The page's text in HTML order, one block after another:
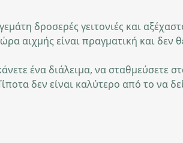
δροσερές γειτονιές και
αιχμής είναι πραγματική και δεν
ένα διάλειμα, να σταθμεύσετε
δεν είναι καλύτερο από το να